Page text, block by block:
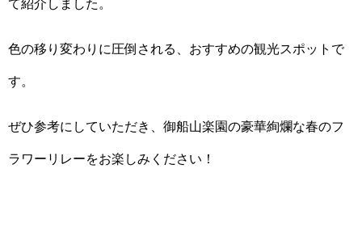
て紹介しました。
色の移り変わりに圧倒される、おすすめの観光スポットで
す。
ぜひ参考にしていただき、御船山楽園の豪華絢爛な春のフ
ラワーリレーをお楽しみください！